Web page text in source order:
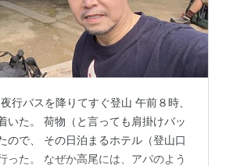
行バスを降りてすぐ登山 午前８時、
いた。 荷物（と言っても肩掛けバッ
ので、 その日泊まるホテル（登山口
った。 なぜか高尾には、アパのよう